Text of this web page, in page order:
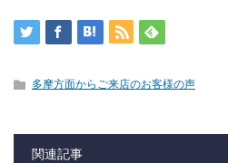
多摩方面からご来店のお客様の声
関連記事